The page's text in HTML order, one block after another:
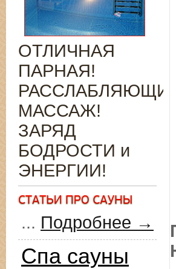
ОТЛИЧНАЯ
ПАРНАЯ!
РАССЛАБЛЯЮЩИЙ
МАССАЖ!
ЗАРЯД
БОДРОСТИ и
ЭНЕРГИИ!
... Подробнее →
Спа сауны